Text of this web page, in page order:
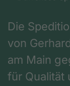
Die
von
am Main
für Qualität